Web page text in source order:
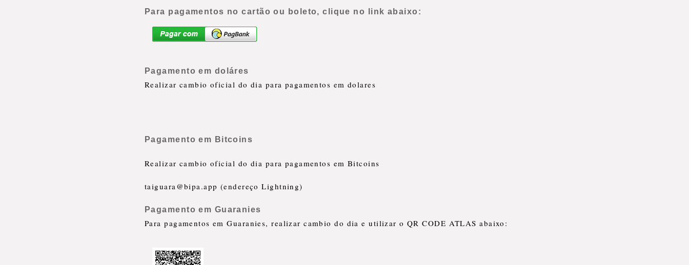
Para pagamentos no cartão ou boleto, clique no link abaixo:
Pagamento em doláres
Realizar cambio oficial do dia para pagamentos em dolares
Pagamento em Bitcoins
Realizar cambio oficial do dia para pagamentos em Bitcoins
taiguara@bipa.app (endereço Lightning)
Pagamento em Guaranies
Para pagamentos em Guaranies, realizar cambio do dia e utilizar o QR CODE ATLAS abaixo: